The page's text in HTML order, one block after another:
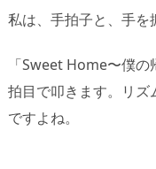
私は、手拍子と、手を
「Sweet Home〜僕
拍目で叩きます。リ
ですよね。